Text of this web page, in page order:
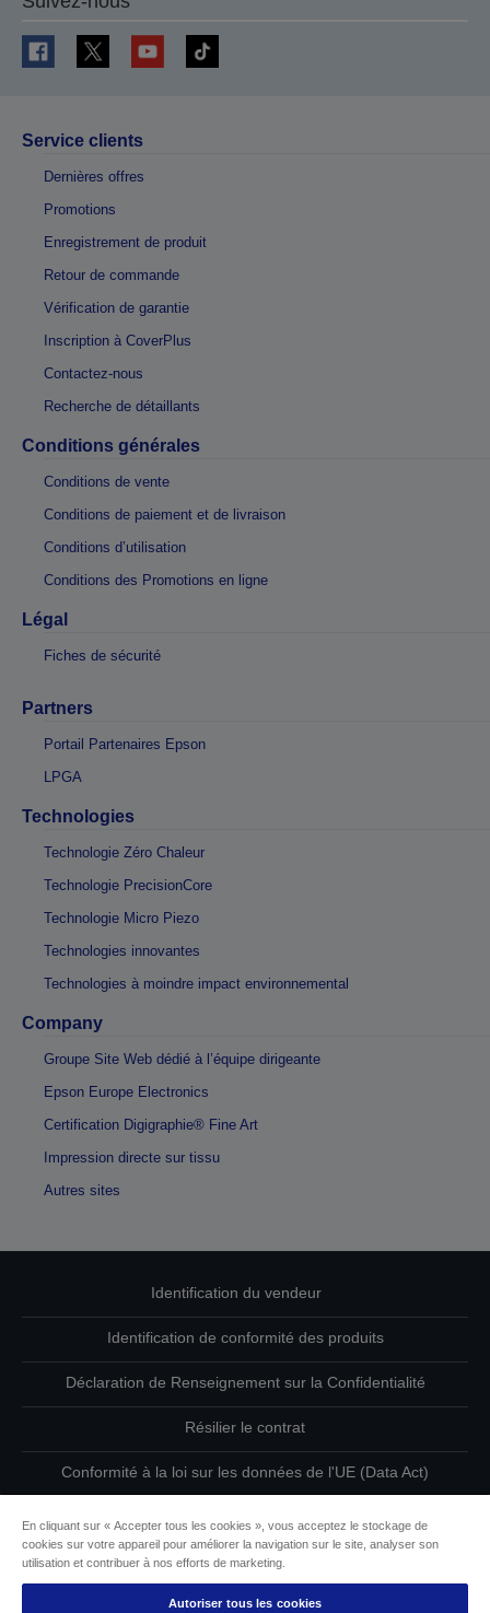
Service clients
Dernières offres
Promotions
Enregistrement de produit
Retour de commande
Vérification de garantie
Inscription à CoverPlus
Contactez-nous
Recherche de détaillants
Conditions générales
Conditions de vente
Conditions de paiement et de livraison
Conditions d’utilisation
Conditions des Promotions en ligne
Légal
Fiches de sécurité
Partners
Portail Partenaires Epson
LPGA
Technologies
Technologie Zéro Chaleur
Technologie PrecisionCore
Technologie Micro Piezo
Technologies innovantes
Technologies à moindre impact environnemental
Company
Groupe Site Web dédié à l’équipe dirigeante
Epson Europe Electronics
Certification Digigraphie® Fine Art
Impression directe sur tissu
Autres sites
Identification du vendeur
Identification de conformité des produits
Déclaration de Renseignement sur la Confidentialité
Résilier le contrat
Conformité à la loi sur les données de l'UE (Data Act)
Informations sur les cookies
L’engagement d’Epson pour l’accessibilité
En cliquant sur « Accepter tous les cookies », vous acceptez le stockage de
cookies sur votre appareil pour améliorer la navigation sur le site, analyser son
utilisation et contribuer à nos efforts de marketing.
Autoriser tous les cookies